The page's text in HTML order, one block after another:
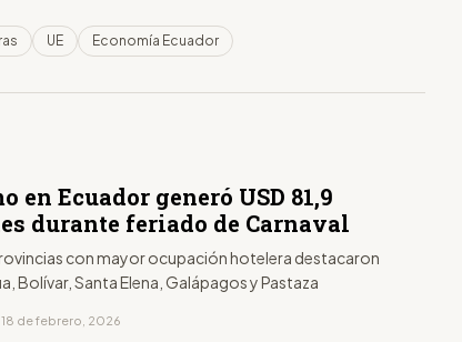
UE Economía Ecuador
en Ecuador generó USD 81,9
durante feriado de Carnaval
con mayor ocupación hotelera destacaron
Bolívar, Santa Elena, Galápagos y Pastaza
de febrero, 2026